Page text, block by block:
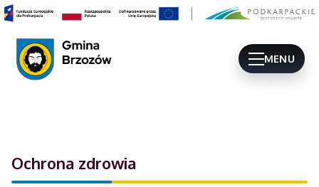
MENU
Ochrona zdrowia